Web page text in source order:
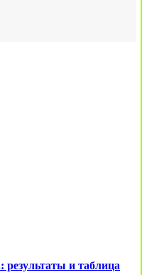
результаты и таблица